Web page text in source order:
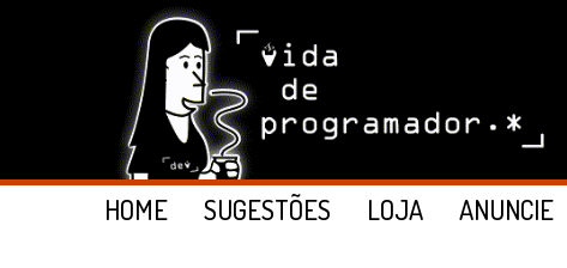
HOME SUGESTÕES LOJA ANUNCIE